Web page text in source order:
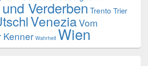
Verderben Trento Trier
VeneziaVom
Kenner Wahrheit Wien